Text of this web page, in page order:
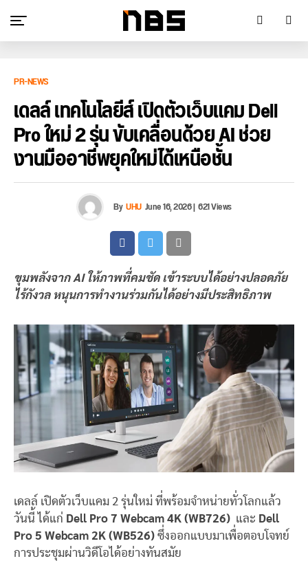
PR-NEWS
เดลล์ เทคโนโลยีส์ เปิดตัวเว็บแคม Dell
Pro ใหม่ 2 รุ่น ขับเคลื่อนด้วย AI ช่วย
งานมืออาชีพยุคใหม่ได้เหนือชั้น
ByUHU June 16, 2026|621 Views
ขุมพลังจาก AI ให้ภาพที่คมชัด เข้าระบบได้อย่างปลอดภัย
ไร้กังวล หนุนการทำงานร่วมกันได้อย่างมีประสิทธิภาพ
เดลล์ เปิดตัวเว็บแคม 2 รุ่นใหม่ ที่พร้อมจำหน่ายทั่วโลกแล้ว
วันนี้ ได้แก่ Dell Pro 7 Webcam 4K (WB726) และ Dell
Pro 5 Webcam 2K (WB526) ซึ่งออกแบบมาเพื่อตอบโจทย์
การประชุมผ่านวิดีโอได้อย่างทันสมัย